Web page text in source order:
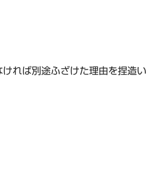
れば別途ふざけた理由を捏造い